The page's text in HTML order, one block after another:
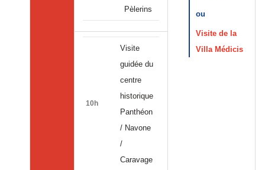
Pèlerins
ou
Visite de la
Villa Médicis
10h
Visite
guidée du
centre
historique
Panthéon
/ Navone
/
Caravage